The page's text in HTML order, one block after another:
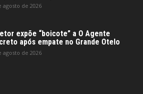
agosto de 2026
expõe “boicote” a O Agente
após empate no Grande Otelo
agosto de 2026